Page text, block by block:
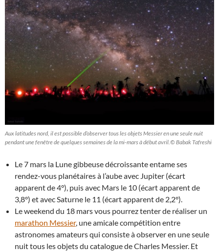
Aux latitudes nord, il est possible d’observer tous les objets Messier en une seule nuit
pendant une fenêtre de quelques semaines de la mi-mars à début avril.© Babak Tafreshi
Le 7 mars la Lune gibbeuse décroissante entame ses
rendez-vous planétaires à l’aube avec Jupiter (écart
apparent de 4°), puis avec Mars le 10 (écart apparent de
3,8°) et avec Saturne le 11 (écart apparent de 2,2°).
Le weekend du 18 mars vous pourrez tenter de réaliser un
marathon Messier, une amicale compétition entre
astronomes amateurs qui consiste à observer en une seule
nuit tous les objets du catalogue de Charles Messier. Et